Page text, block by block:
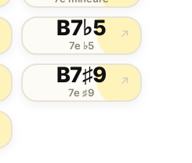
B7♭5
7e ♭5
↗
B7♯9
7e ♯9
↗